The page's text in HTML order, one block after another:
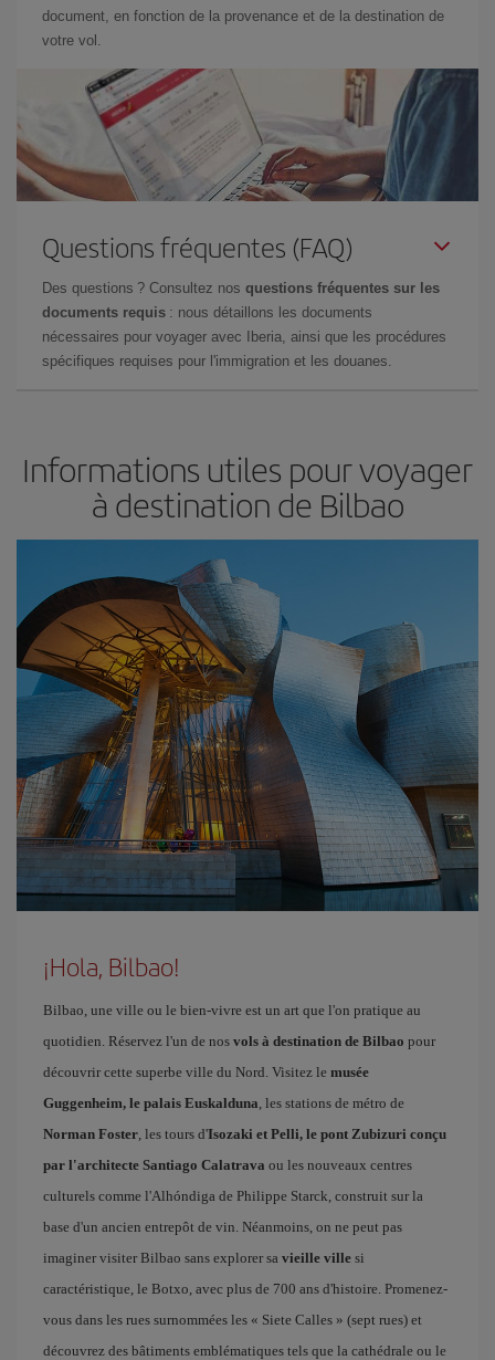
document, en fonction de la provenance et de la destination de
votre vol.
Questions fréquentes (FAQ)
Des questions ? Consultez nos questions fréquentes sur les
documents requis : nous détaillons les documents
nécessaires pour voyager avec Iberia, ainsi que les procédures
spécifiques requises pour l'immigration et les douanes.
Informations utiles pour voyager
à destination de Bilbao
¡Hola, Bilbao!
Bilbao, une ville ou le bien-vivre est un art que l'on pratique au
quotidien. Réservez l'un de nos vols à destination de Bilbao pour
découvrir cette superbe ville du Nord. Visitez le musée
Guggenheim, le palais Euskalduna, les stations de métro de
Norman Foster, les tours d'Isozaki et Pelli, le pont Zubizuri conçu
par l'architecte Santiago Calatrava ou les nouveaux centres
culturels comme l'Alhóndiga de Philippe Starck, construit sur la
base d'un ancien entrepôt de vin. Néanmoins, on ne peut pas
imaginer visiter Bilbao sans explorer sa vieille ville si
caractéristique, le Botxo, avec plus de 700 ans d'histoire. Promenez-
vous dans les rues surnommées les « Siete Calles » (sept rues) et
découvrez des bâtiments emblématiques tels que la cathédrale ou le